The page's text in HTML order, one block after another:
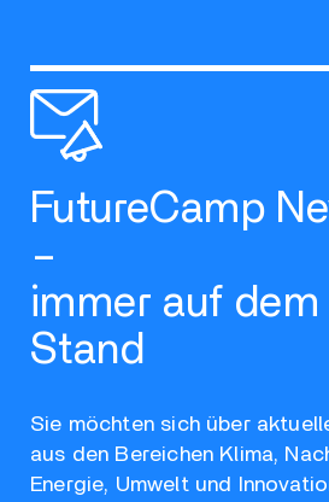
FutureCamp
–
immer auf dem
Stand
Sie möchten sich über
aus den Bereichen Klima,
Energie, Umwelt und